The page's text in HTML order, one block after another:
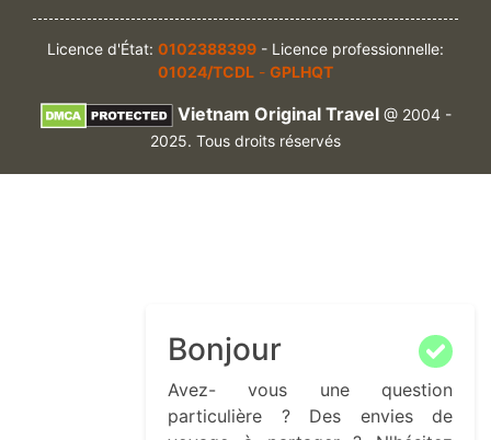
Bonjour
Avez- vous une question
particulière ? Des envies de
Licence d'État: 0102388399 - Licence professionnelle:
01024/TCDL - GPLHQT
Vietnam Original Travel@ 2004 -
2025. Tous droits réservés